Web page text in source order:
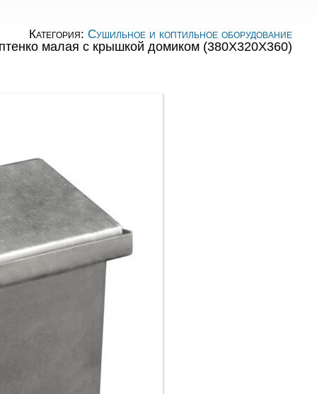
Категория: Сушильное и коптильное оборудование
малая с крышкой домиком (380X320X360)